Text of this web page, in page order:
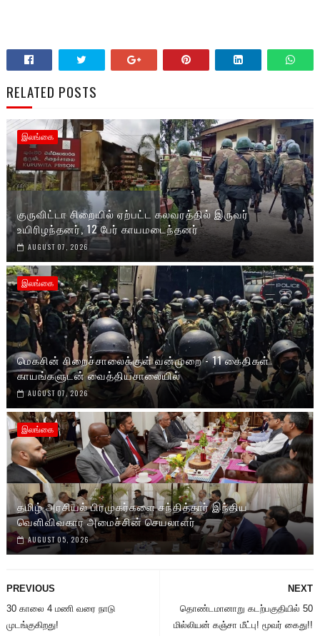
RELATED POSTS
இலங்கை
குருவிட்டா சிறையில் ஏற்பட்ட கலவரத்தில் இருவர்
உயிரிழந்தனர், 12 பேர் காயமடைந்தனர்
AUGUST 07, 2026
இலங்கை
மெகசின் சிறைச்சாலைக்குள் வன்முறை - 11 கைதிகள்
காயங்களுடன் வைத்தியசாலையில்
AUGUST 07, 2026
இலங்கை
தமிழ் அரசியல் பிரமுகர்களை சந்தித்தார் இந்திய
வெளிவிவகார அமைச்சின் செயலாளர்
AUGUST 05, 2026
NEXT
தொண்டமானாறு கடற்பகுதியில் 50
மில்லியன் கஞ்சா மீட்பு! மூவர் கைது!!
PREVIOUS
30 காலை 4 மணி வரை நாடு
முடங்குகிறது!